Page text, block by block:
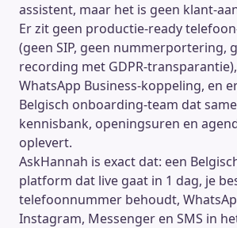
assistent, maar het is geen klant-
Er zit geen productie-ready
(geen SIP, geen nummerportering,
recording met GDPR-
WhatsApp Business-koppeling, en
Belgisch onboarding-team dat
kennisbank, openingsuren en
oplevert.
AskHannah is exact dat: een
platform dat live gaat in 1 dag, je
telefoonnummer behoudt,
Instagram, Messenger en SMS in